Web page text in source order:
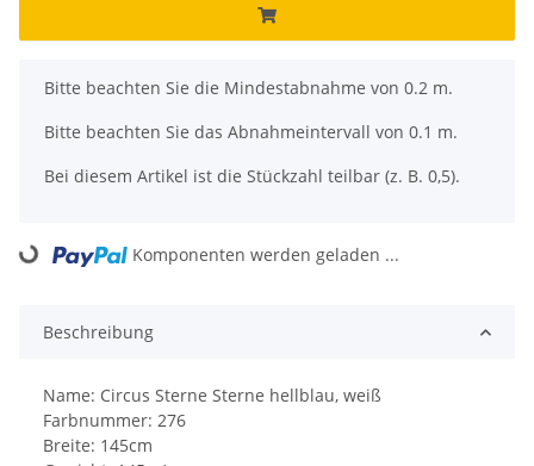
x
Bitte beachten Sie die Mindestabnahme von 0.2 m.
Bitte beachten Sie das Abnahmeintervall von 0.1 m.
Bei diesem Artikel ist die Stückzahl teilbar (z. B. 0,5).
Loading... Komponenten werden geladen ...
Beschreibung
Name: Circus Sterne Sterne hellblau, weiß
Farbnummer: 276
Breite: 145cm